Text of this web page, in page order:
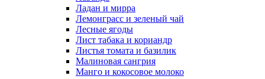
Ладан и мирра
Лемонграсс и зеленый чай
Лесные ягоды
Лист табака и кориандр
Листья томата и базилик
Малиновая сангрия
Манго и кокосовое молоко